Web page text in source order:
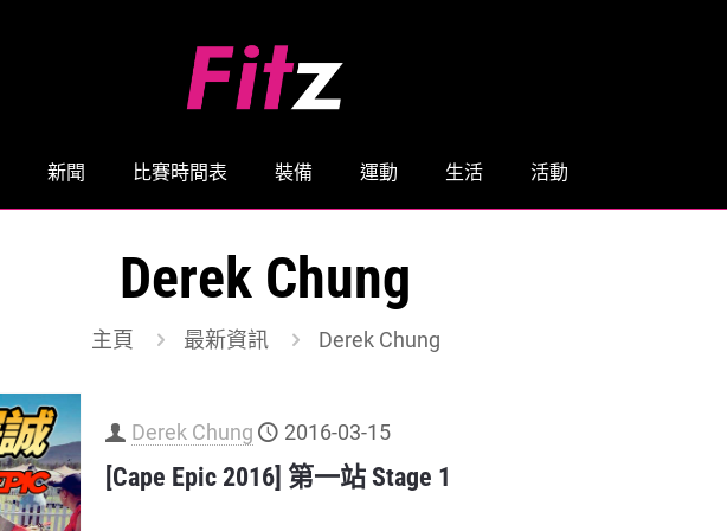
新聞 比賽時間表 裝備 運動 生活 活動
Derek Chung
主頁 最新資訊 Derek Chung
Derek Chung 2016-03-15
[Cape Epic 2016] 第一站 Stage 1